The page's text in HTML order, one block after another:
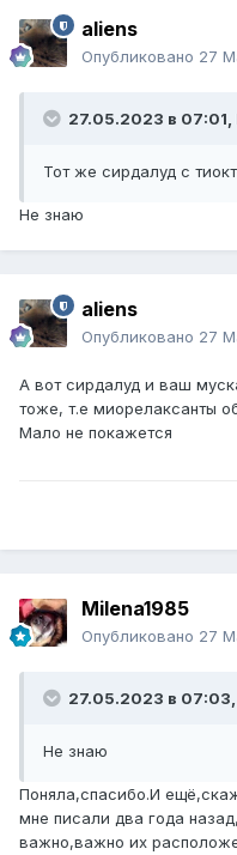
aliens
Опубликовано 27
27.05.2023 в 07:01,
Тот же сирдалуд с
Не знаю
aliens
Опубликовано 27
А вот сирдалуд и ваш
тоже, т.е миорелаксанты
Мало не покажется
Milena1985
Опубликовано 27
27.05.2023 в 07:03,
Не знаю
Поняла,спасибо.И
мне писали два года
важно,важно их